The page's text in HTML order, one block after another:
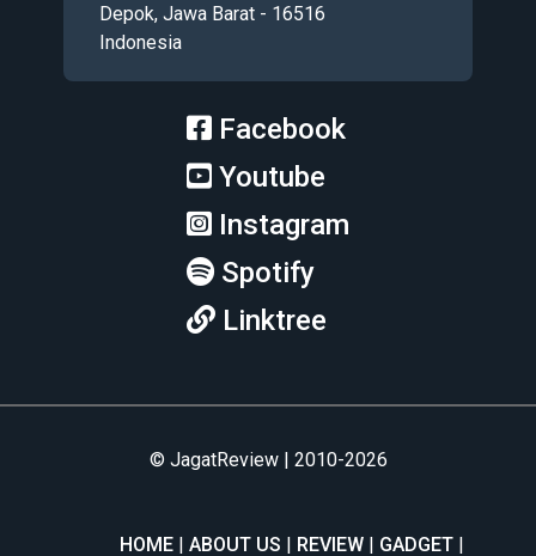
Depok, Jawa Barat - 16516
Indonesia
Facebook
Youtube
Instagram
Spotify
Linktree
© JagatReview | 2010-2026
HOME ABOUT US REVIEW
GADGET